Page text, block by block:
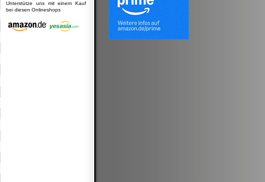
Unterstütze uns mit einem Kauf
bei diesen Onlineshops